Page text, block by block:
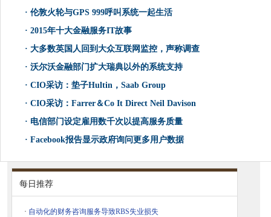
· 伦敦火轮与GPS 999呼叫系统一起生活
· 2015年十大金融服务IT故事
· 大多数英国人回到大众互联网监控，声称调查
· 沃尔沃金融部门扩大瑞典以外的系统支持
· CIO采访：垫子Hultin，Saab Group
· CIO采访：Farrer＆Co It Direct Neil Davison
· 电信部门设定雇用数千次以提高服务质量
· Facebook报告显示政府询问更多用户数据
每日推荐
· 自动化的财务咨询服务导致RBS失业损失